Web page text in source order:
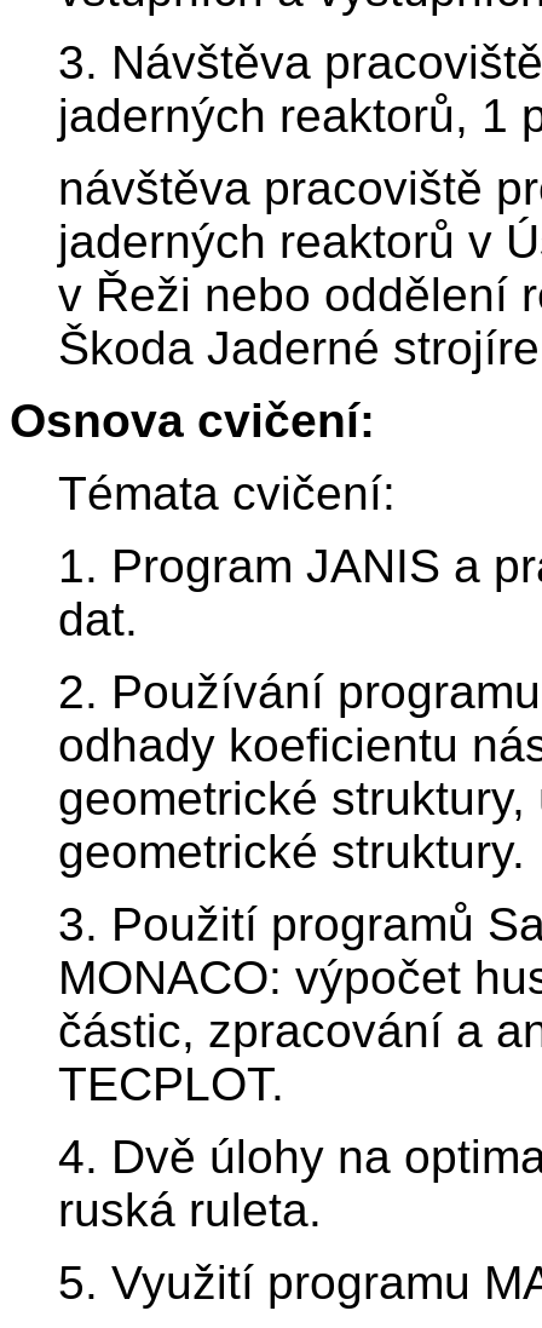
3. Návštěva
jaderných reaktorů, 1
návštěva pracoviště
jaderných reaktorů v
v Řeži nebo oddělení
Škoda Jaderné
Osnova cvičení:
Témata cvičení:
1. Program JANIS a
dat.
2. Používání
odhady koeficientu
geometrické
geometrické struktury.
3. Použití programů
MONACO: výpočet
částic, zpracování a
TECPLOT.
4. Dvě úlohy na
ruská ruleta.
5. Využití programu